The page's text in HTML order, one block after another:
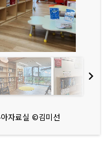
자료실 ©김미선